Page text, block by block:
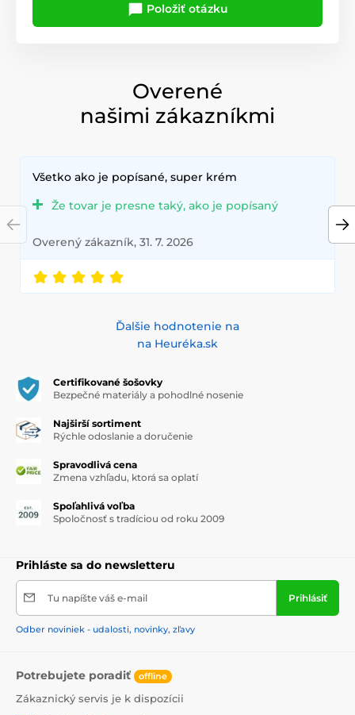
Položiť otázku
Overené
našimi zákazníkmi
Všetko ako je popísané, super krém
Že tovar je presne taký, ako je popísaný
Overený zákazník, 31. 7. 2026
Ďalšie hodnotenie na
na Heuréka.sk
Certifikované šošovky
Bezpečné materiály a pohodlné nosenie
Najširší sortiment
Rýchle odoslanie a doručenie
Spravodlivá cena
Zmena vzhľadu, ktorá sa oplatí
Spoľahlivá voľba
Spoločnosť s tradíciou od roku 2009
Prihláste sa do newsletteru
Tu napíšte váš e-mail Prihlásiť
Odber noviniek - udalosti, novinky, zľavy
Potrebujete poradiť offline
Zákaznický servis je k dispozícii